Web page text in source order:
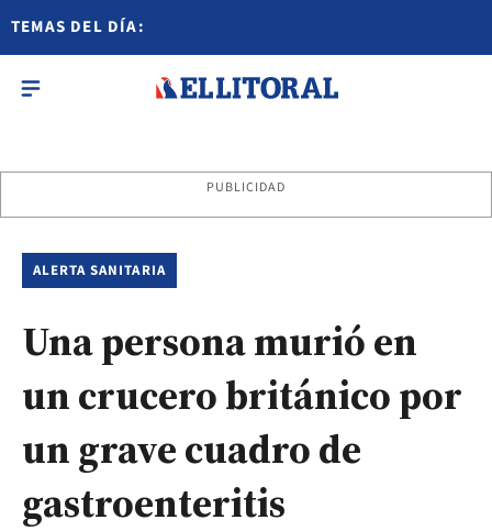
TEMAS DEL DÍA:
PUBLICIDAD
ALERTA SANITARIA
Una persona murió en
un crucero británico por
un grave cuadro de
gastroenteritis